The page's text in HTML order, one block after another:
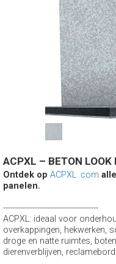
ACPXL – BETON LOOK
Ontdek op ACPXL .com
panelen.
---------------------------------------
ACPXL: ideaal voor
overkappingen, hekwerken,
droge en natte ruimtes,
dierenverblijven,